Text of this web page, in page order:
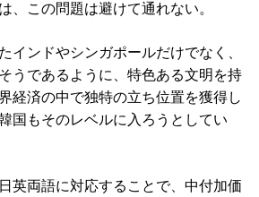
、この問題は避けて通れない。
インドやシンガポールだけでなく、
うであるように、特色ある文明を持
経済の中で独特の立ち位置を獲得し
国もそのレベルに入ろうとしてい
英両語に対応することで、中付加価